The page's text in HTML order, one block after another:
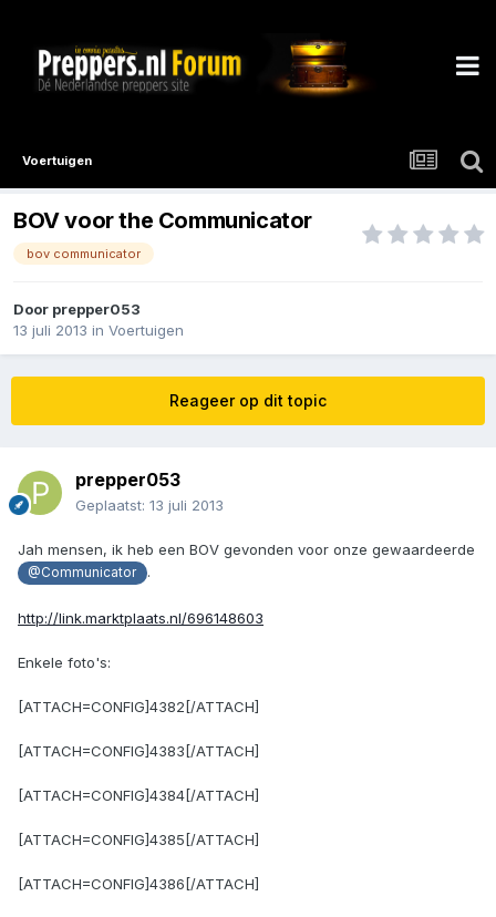
Voertuigen
BOV voor the Communicator
bov communicator
Door prepper053
13 juli 2013 in Voertuigen
Reageer op dit topic
prepper053
Geplaatst: 13 juli 2013
Jah mensen, ik heb een BOV gevonden voor onze gewaardeerde
@Communicator .
http://link.marktplaats.nl/696148603
Enkele foto's:
[ATTACH=CONFIG]4382[/ATTACH]
[ATTACH=CONFIG]4383[/ATTACH]
[ATTACH=CONFIG]4384[/ATTACH]
[ATTACH=CONFIG]4385[/ATTACH]
[ATTACH=CONFIG]4386[/ATTACH]